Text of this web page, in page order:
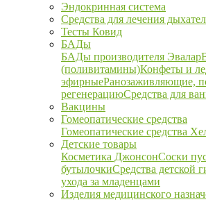
Эндокринная система
Средства для лечения
Тесты Ковид
БАДы
БАДы производителя Эвалар
(поливитамины)Конфеты и
эфирныеРанозаживляющие,
регенерациюСредства для
Вакцины
Гомеопатические средства
Гомеопатические средства
Детские товары
Косметика ДжонсонСоски
бутылочкиСредства детской
ухода за младенцами
Изделия медицинского